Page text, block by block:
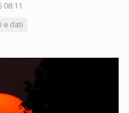
08:11
e dati